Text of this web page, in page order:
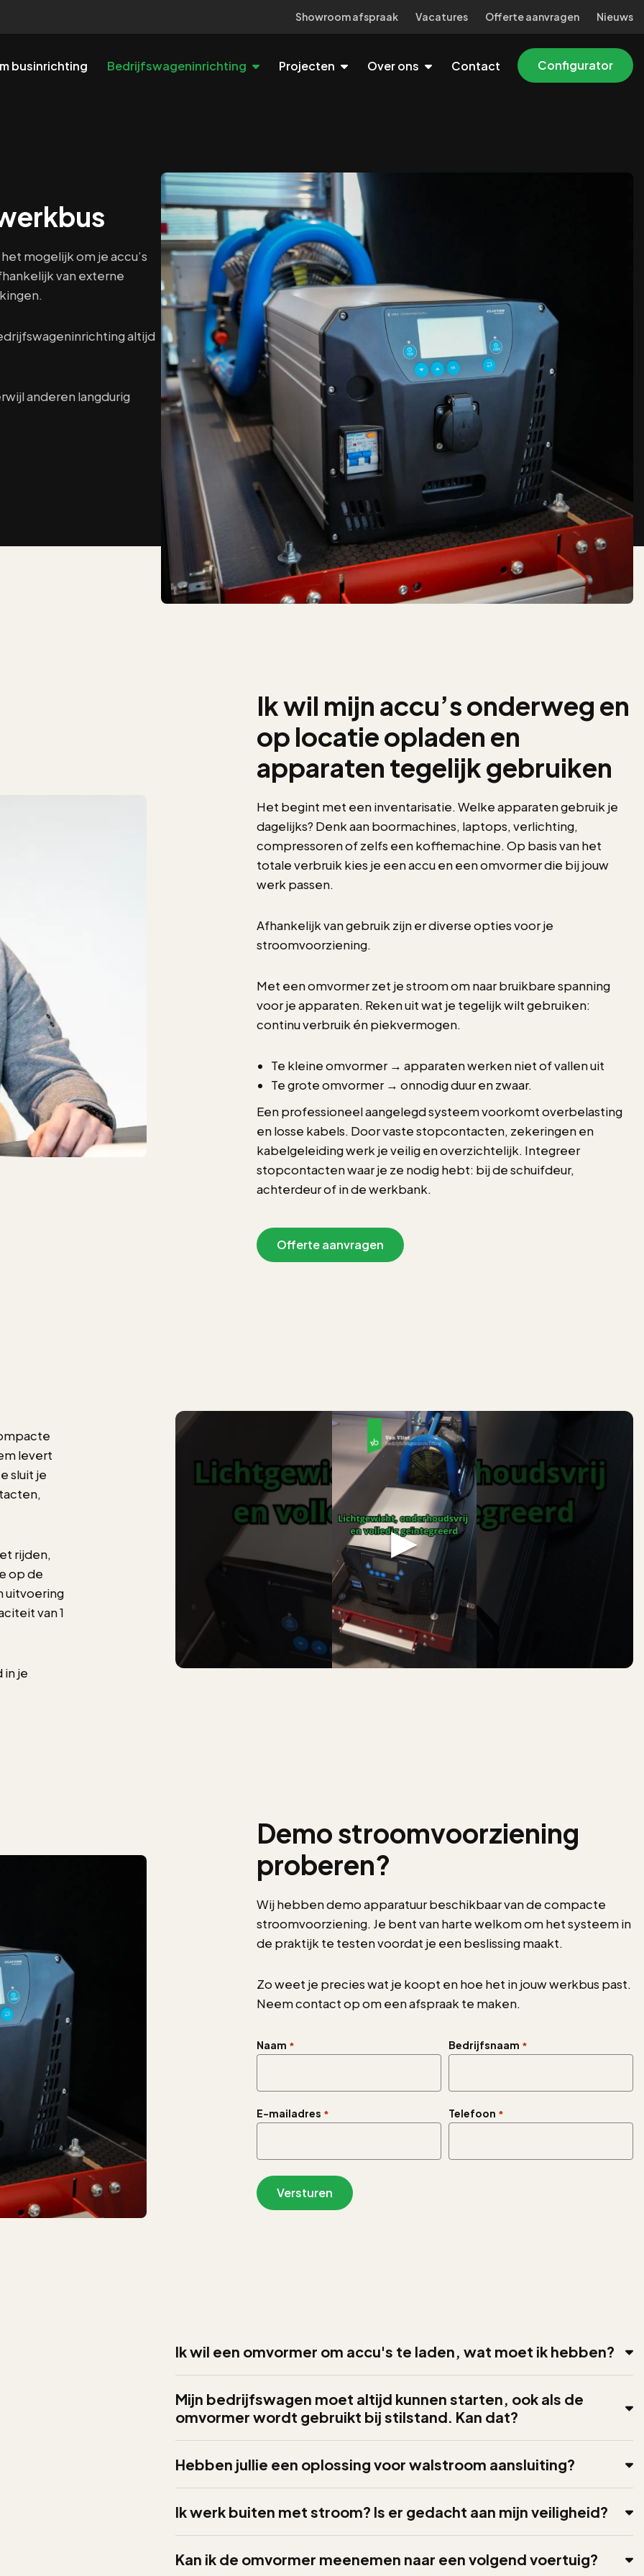
Showroom afspraak Vacatures Offerte aanvragen Nieuws
businrichting Bedrijfswageninrichting
bescherming / uitstraling laadruimte Basisverlichting laadruimte, flitsers en buitenverlichting
Laadruimte beveiliging
Inbraken voorkomen met inbraakbeveiliging laadruimte
Ladingzekering
Lading veilig vastzetten in de laadruimte
Opstaptredes & sidebars
Verbeterde ergonomie en uitstraling
Ritregistratie systemen
Inzicht in gebruik en verbruik
Projecten Over ons Contact Configurator
mogelijk om je accu’s
van externe
altijd
anderen langdurig
Ik wil mijn accu’s onderweg en
op locatie opladen en
apparaten tegelijk gebruiken
Het begint met een inventarisatie. Welke apparaten gebruik je
dagelijks? Denk aan boormachines, laptops, verlichting,
compressoren of zelfs een koffiemachine. Op basis van het
totale verbruik kies je een accu en een omvormer die bij jouw
werk passen.
Afhankelijk van gebruik zijn er diverse opties voor je
stroomvoorziening.
Met een omvormer zet je stroom om naar bruikbare spanning
voor je apparaten. Reken uit wat je tegelijk wilt gebruiken:
continu verbruik én piekvermogen.
Te kleine omvormer → apparaten werken niet of vallen uit
Te grote omvormer → onnodig duur en zwaar.
Een professioneel aangelegd systeem voorkomt overbelasting
en losse kabels. Door vaste stopcontacten, zekeringen en
kabelgeleiding werk je veilig en overzichtelijk. Integreer
stopcontacten waar je ze nodig hebt: bij de schuifdeur,
achterdeur of in de werkbank.
Offerte aanvragen
levert
sluit je
rijden,
op de
uitvoering
van 1
in je
Demo stroomvoorziening
proberen?
Wij hebben demo apparatuur beschikbaar van de compacte
stroomvoorziening. Je bent van harte welkom om het systeem in
de praktijk te testen voordat je een beslissing maakt.
Zo weet je precies wat je koopt en hoe het in jouw werkbus past.
Neem contact op om een afspraak te maken.
Naam * Bedrijfsnaam *
E-mailadres * Telefoon *
Versturen
Ik wil een omvormer om accu's te laden, wat moet ik hebben?
Mijn bedrijfswagen moet altijd kunnen starten, ook als de
omvormer wordt gebruikt bij stilstand. Kan dat?
Hebben jullie een oplossing voor walstroom aansluiting?
Ik werk buiten met stroom? Is er gedacht aan mijn veiligheid?
Kan ik de omvormer meenemen naar een volgend voertuig?